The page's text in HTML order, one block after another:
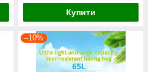
Купити
–10%